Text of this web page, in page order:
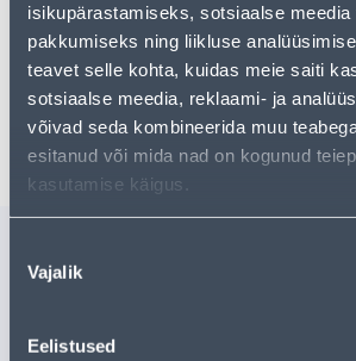
isikupärastamiseks, sotsiaalse meedia
pakkumiseks ning liikluse
teavet selle kohta, kuidas meie saiti
sotsiaalse meedia, reklaami- ja
võivad seda kombineerida muu
esitanud või mida nad on kogunud
kasutamise käigus.
valik
Vajalik
Eelistused
• 14-päevane tagastusõigus.
• HANKIJA LAOST TELLITAV TOODE
Eeldatav kojuvedu 4,19 € al. 21.08.2026